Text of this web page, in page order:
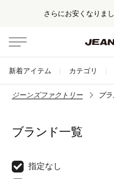
さらにお安くなりま
新着アイテム カテゴリ
ジーンズファクトリー ブ
ブランド一覧
指定なし